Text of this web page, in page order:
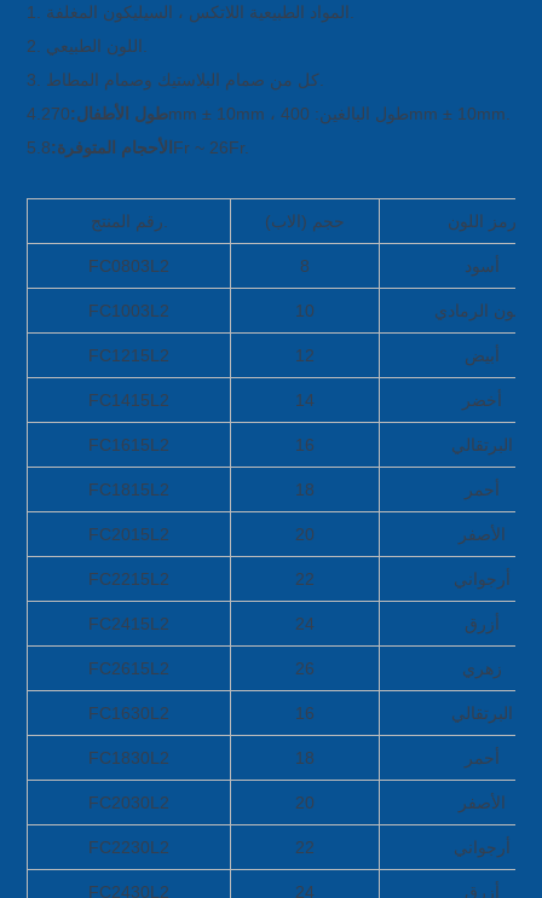
1. المواد الطبيعية اللاتكس ، السيليكون المغلفة.
2. اللون الطبيعي.
3. كل من صمام البلاستيك وصمام المطاط.
4.
طول الأطفال:
270mm ± 10mm ، طول البالغين: 400mm ± 10mm.
5.
الأحجام المتوفرة: 8Fr ~ 26Fr.
رقم المنتج. حجم (الاب) رمز اللون
FC0803L2 8 أسود
FC1003L2 10 اللون الرمادي
FC1215L2 12 أبيض
FC1415L2 14 أخضر
FC1615L2 16 البرتقالي
FC1815L2 18 أحمر
FC2015L2 20 الأصفر
FC2215L2 22 أرجواني
FC2415L2 24 أزرق
FC2615L2 26 زهري
FC1630L2 16 البرتقالي
FC1830L2 18 أحمر
FC2030L2 20 الأصفر
FC2230L2 22 أرجواني
FC2430L2 24 أزرق